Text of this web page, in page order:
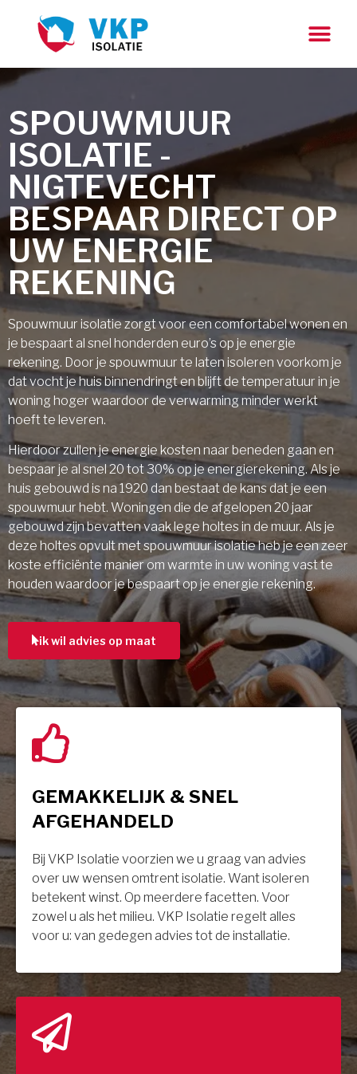
SPOUWMUUR
ISOLATIE -
NIGTEVECHT
BESPAAR DIRECT OP
UW ENERGIE
REKENING
Spouwmuur isolatie zorgt voor een comfortabel wonen en
je bespaart al snel honderden euro’s op je energie
rekening. Door je spouwmuur te laten isoleren voorkom je
dat vocht je huis binnendringt en blijft de temperatuur in je
woning hoger waardoor de verwarming minder werkt
hoeft te leveren.
Hierdoor zullen je energie kosten naar beneden gaan en
bespaar je al snel 20 tot 30% op je energierekening. Als je
huis gebouwd is na 1920 dan bestaat de kans dat je een
spouwmuur hebt. Woningen die de afgelopen 20 jaar
gebouwd zijn bevatten vaak lege holtes in de muur. Als je
deze holtes opvult met spouwmuur isolatie heb je een zeer
koste efficiënte manier om warmte in uw woning vast te
houden waardoor je bespaart op je energie rekening.
ik wil advies op maat
GEMAKKELIJK & SNEL
AFGEHANDELD
Bij VKP Isolatie voorzien we u graag van advies
over uw wensen omtrent isolatie. Want isoleren
betekent winst. Op meerdere facetten. Voor
zowel u als het milieu. VKP Isolatie regelt alles
voor u: van gedegen advies tot de installatie.